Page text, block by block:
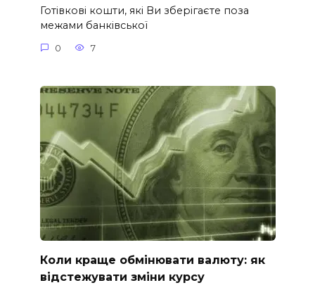
Готівкові кошти, які Ви зберігаєте поза
межами банківської
0 7
Коли краще обмінювати валюту: як
відстежувати зміни курсу